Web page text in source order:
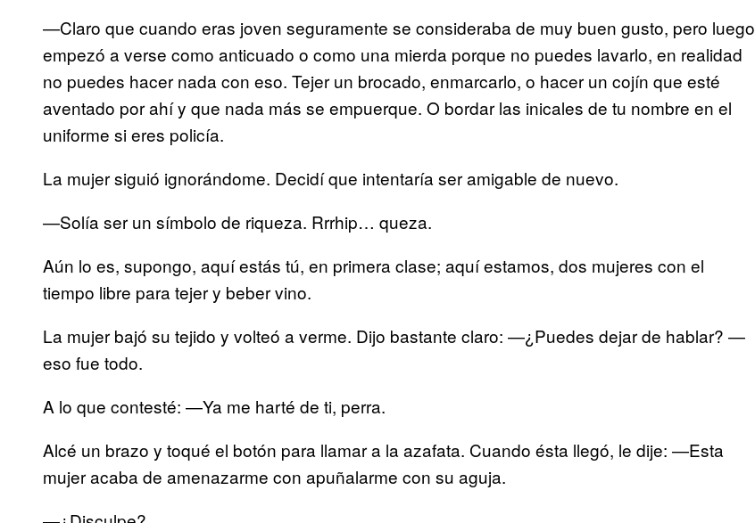
—Claro que cuando eras joven seguramente se consideraba de muy buen gusto, pero luego
empezó a verse como anticuado o como una mierda porque no puedes lavarlo, en realidad
no puedes hacer nada con eso. Tejer un brocado, enmarcarlo, o hacer un cojín que esté
aventado por ahí y que nada más se empuerque. O bordar las inicales de tu nombre en el
uniforme si eres policía.
La mujer siguió ignorándome. Decidí que intentaría ser amigable de nuevo.
—Solía ser un símbolo de riqueza. Rrrhip… queza.
Aún lo es, supongo, aquí estás tú, en primera clase; aquí estamos, dos mujeres con el
tiempo libre para tejer y beber vino.
La mujer bajó su tejido y volteó a verme. Dijo bastante claro: —¿Puedes dejar de hablar? —
eso fue todo.
A lo que contesté: —Ya me harté de ti, perra.
Alcé un brazo y toqué el botón para llamar a la azafata. Cuando ésta llegó, le dije: —Esta
mujer acaba de amenazarme con apuñalarme con su aguja.